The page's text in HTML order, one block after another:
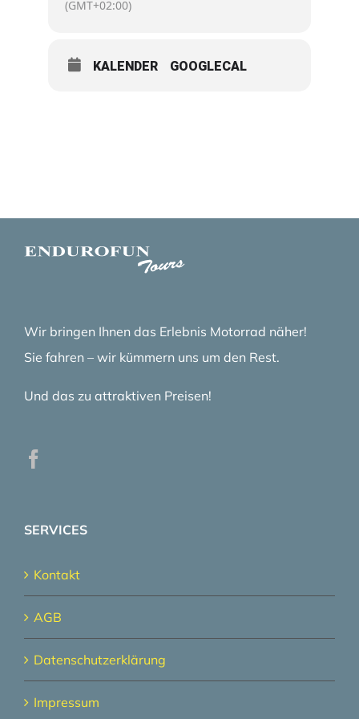
(GMT+02:00)
KALENDER GOOGLECAL
Wir bringen Ihnen das Erlebnis Motorrad näher!
Sie fahren – wir kümmern uns um den Rest.
Und das zu attraktiven Preisen!
SERVICES
Kontakt
AGB
Datenschutzerklärung
Impressum